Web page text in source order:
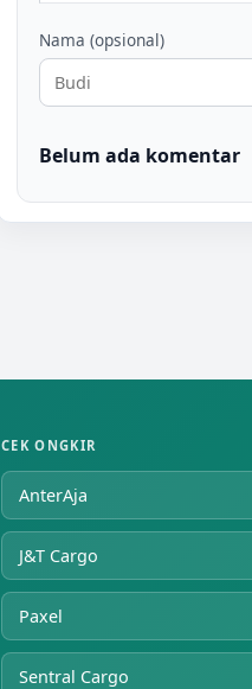
Nama (opsional)
Belum ada komentar
CEK ONGKIR
AnterAja
J&T Cargo
Paxel
Sentral Cargo